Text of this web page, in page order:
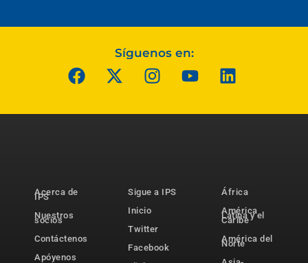
Síguenos en:
Acerca de
IPS
Nuestros
socios
Contáctenos
Apóyenos
Sigue a IPS
Inicio
Twitter
Facebook
África
América
Latina y el
Caribe
América del
Norte